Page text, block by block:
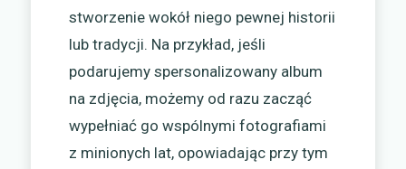
stworzenie wokół niego pewnej historii
lub tradycji. Na przykład, jeśli
podarujemy spersonalizowany album
na zdjęcia, możemy od razu zacząć
wypełniać go wspólnymi fotografiami
z minionych lat, opowiadając przy tym